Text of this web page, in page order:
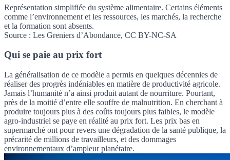
Représentation simplifiée du système alimentaire. Certains éléments
comme l’environnement et les ressources, les marchés, la recherche
et la formation sont absents.
Source : Les Greniers d’Abondance, CC BY-NC-SA
Qui se paie au prix fort
La généralisation de ce modèle a permis en quelques décennies de
réaliser des progrès indéniables en matière de productivité agricole.
Jamais l’humanité n’a ainsi produit autant de nourriture. Pourtant,
près de la moitié d’entre elle souffre de malnutrition. En cherchant à
produire toujours plus à des coûts toujours plus faibles, le modèle
agro-industriel se paye en réalité au prix fort. Les prix bas en
supermarché ont pour revers une dégradation de la santé publique, la
précarité de millions de travailleurs, et des dommages
environnementaux d’ampleur planétaire.